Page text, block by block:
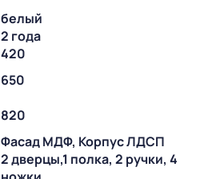
белый
2 года
420
650
820
Фасад МДФ, Корпус ЛДСП
2 дверцы,1 полка, 2 ручки, 4